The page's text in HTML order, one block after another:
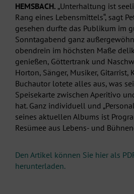
HEMSBACH. „Unterhaltung ist
Rang eines Lebensmittels“, sagt
gesehen durfte das Publikum im
Sonntagabend ganz
obendrein im höchsten Maße
genießen, Göttertrank und
Horton, Sänger, Musiker, Gitarrist,
Buchautor lotete alles aus, was
Speisekarte zwischen Aperitivo
hat. Ganz individuell und
seines aktuellen Albums ist
Resümee aus Lebens- und
Den Artikel können Sie hier als
herunterladen.